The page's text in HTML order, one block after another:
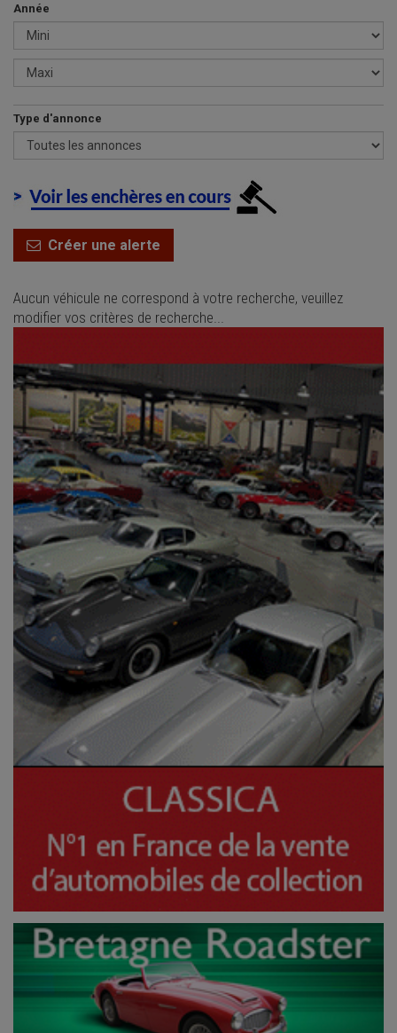
Année
Type d'annonce
Créer une alerte
Aucun véhicule ne correspond à votre recherche, veuillez
modifier vos critères de recherche...